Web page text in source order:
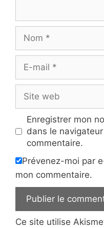
mail
web
Enregistrer mon
dans le
commentaire.
Prévenez-moi par
mon commentaire.
Ce site utilise